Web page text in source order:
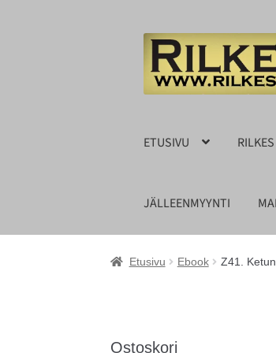
Siirry
navigointiin
Siirry
sisältöön
ETUSIVU
JÄLLEENMYYNTI
Etusivu Ebook Z41.
Ostoskori